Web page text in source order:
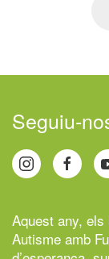
Seguiu-
Aquest any,
Autisme amb